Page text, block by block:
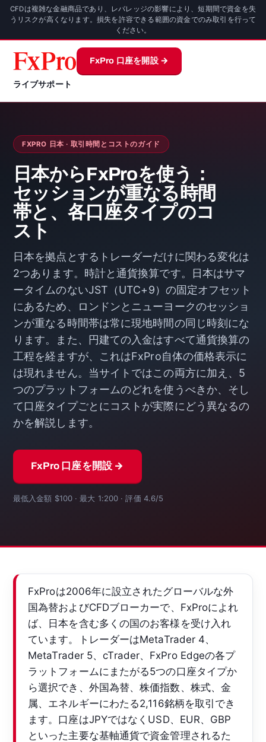
CFDは複雑な金融商品であり、レバレッジの影響により、短期間で資金を失
うリスクが高くなります。損失を許容できる範囲の資金でのみ取引を行って
ください。
ライブサポート
FxPro 口座を開設 →
FXPRO 日本 · 取引時間とコストのガイド
日本からFxProを使う：
セッションが重なる時間
帯と、各口座タイプのコ
スト
日本を拠点とするトレーダーだけに関わる変化は
2つあります。時計と通貨換算です。日本はサマ
ータイムのないJST（UTC+9）の固定オフセット
にあるため、ロンドンとニューヨークのセッショ
ンが重なる時間帯は常に現地時間の同じ時刻にな
ります。また、円建ての入金はすべて通貨換算の
工程を経ますが、これはFxPro自体の価格表示に
は現れません。当サイトではこの両方に加え、5
つのプラットフォームのどれを使うべきか、そし
て口座タイプごとにコストが実際にどう異なるの
かを解説します。
FxPro 口座を開設 →
最低入金額 $100 · 最大 1:200 · 評価 4.6/5
FxProは2006年に設立されたグローバルな外
国為替およびCFDブローカーで、FxProによれ
ば、日本を含む多くの国のお客様を受け入れ
ています。トレーダーはMetaTrader 4、
MetaTrader 5、cTrader、FxPro Edgeの各プ
ラットフォームにまたがる5つの口座タイプか
ら選択でき、外国為替、株価指数、株式、金
属、エネルギーにわたる2,116銘柄を取引でき
ます。口座はJPYではなくUSD、EUR、GBP
といった主要な基軸通貨で資金管理されるた